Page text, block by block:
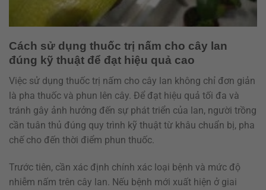
Cách sử dụng thuốc trị nấm cho cây lan
đúng kỹ thuật để đạt hiệu quả cao
Việc sử dụng thuốc trị nấm cho cây lan không chỉ đơn giản
là pha thuốc và phun lên cây. Để đạt hiệu quả tối đa và
tránh gây ảnh hưởng đến sự phát triển của lan, người trồng
cần tuân thủ đúng quy trình kỹ thuật từ khâu chuẩn bị, pha
chế cho đến thời điểm phun thuốc.
Trước tiên, cần xác định chính xác loại bệnh và mức độ
nhiễm nấm trên cây lan. Nếu bệnh mới xuất hiện ở giai